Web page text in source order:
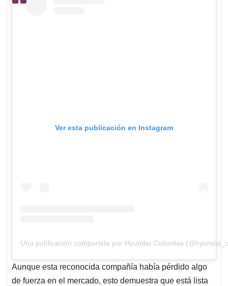
Ver esta publicación en Instagram
Una publicación compartida por Hyundai Colombia
Aunque esta reconocida compañía había pérdido algo
de fuerza en el mercado, esto demuestra que está lista